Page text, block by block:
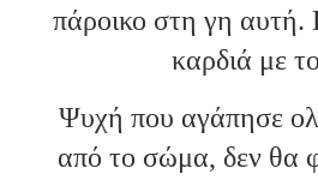
πάροικο στη γη αυτή.
καρδιά με
Ψυχή που αγάπησε
από το σώμα, δεν θα